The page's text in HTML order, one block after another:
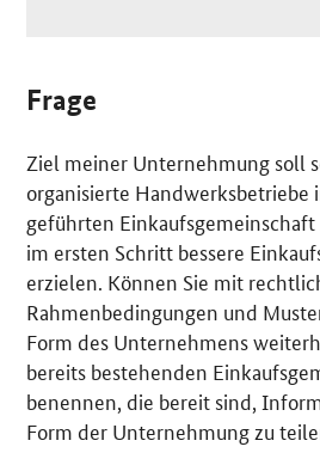
Frage
Ziel meiner Unternehmung soll
organisierte Handwerksbetriebe
geführten
im ersten Schritt bessere
erzielen. Können Sie mit
Rahmenbedingungen und
Form des Unternehmens
bereits bestehenden
benennen, die bereit sind,
Form der Unternehmung zu